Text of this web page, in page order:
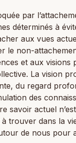
par
déterminés à
aux vues
le non-
et aux visions
La vision
du regard
des
savoir actuel
trouver dans la
de nous pour